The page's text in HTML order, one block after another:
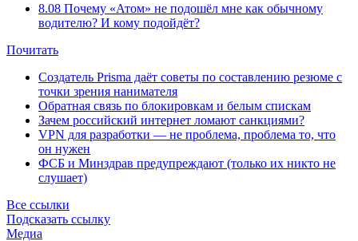
8.08 Почему «Атом» не подошёл мне как обычному
водителю? И кому подойдёт?
Почитать
Создатель Prisma даёт советы по составлению резюме с
точки зрения нанимателя
Обратная связь по блокировкам и белым спискам
Зачем российский интернет ломают санкциями?
VPN для разработки — не проблема, проблема то, что
он нужен
ФСБ и Минздрав предупреждают (только их никто не
слушает)
Все ссылки
Подсказать ссылку
Медиа